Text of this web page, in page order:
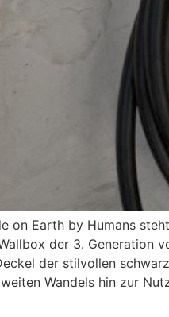
on Earth by Humans
der 3. Generation
der stilvollen
Wandels hin zur